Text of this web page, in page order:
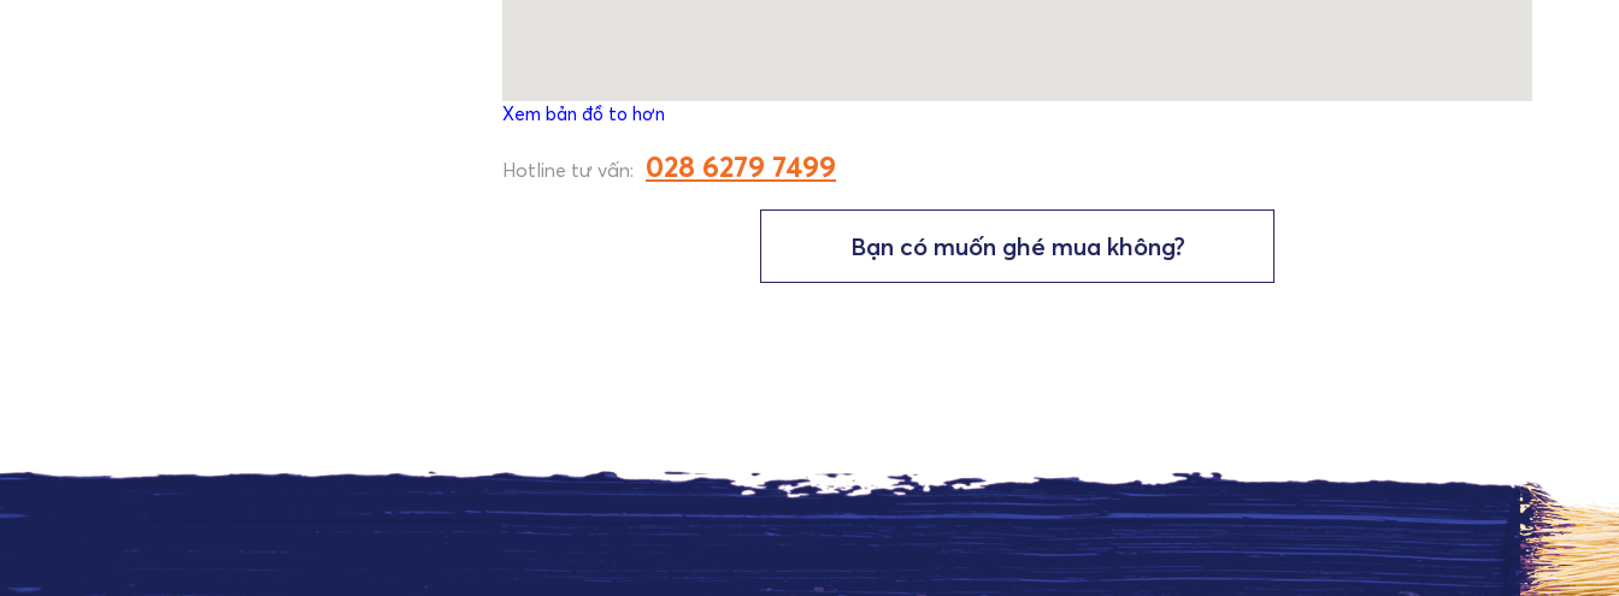
Xem bản đồ to hơn
Hotline tư vấn: 028 6279 7499
Bạn có muốn ghé mua không?